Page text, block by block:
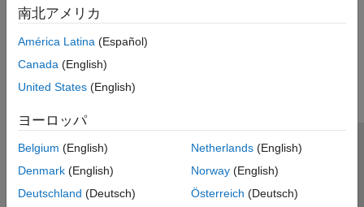
南北アメリカ
América Latina (Español)
Canada (English)
United States (English)
ヨーロッパ
Belgium (English)
Denmark (English)
Deutschland (Deutsch)
Netherlands(English)
Norway(English)
Österreich (Deutsch)
トラストセンター
プライバシー ポリシー
違法コピー防止
アプリケーション ステータス
© 1994-2026 The MathWorks, Inc.